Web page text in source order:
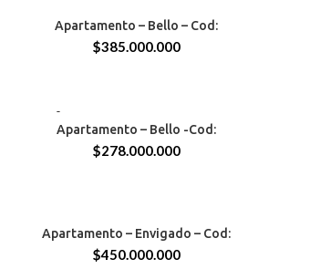
Apartamento – Bello – Cod:
$385.000.000
CABAÑAS
Apartamento – Bello -Cod:
$278.000.000
Apartamento – Envigado – Cod:
$450.000.000